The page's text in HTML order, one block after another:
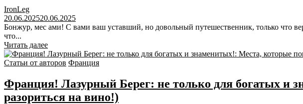
IronLeg
20.06.202520.06.2025
Бонжур, мес ами! С вами ваш уставший, но довольный путешественник, только что
что...
Читать далее
Статьи от авторов Франция
Франция! Лазурный Берег: не только для богатых и
разориться на вино!)